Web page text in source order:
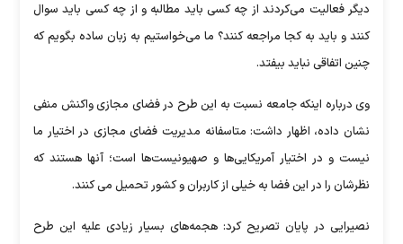
دیگر فعالیت می‌کردند از چه کسی باید مطالبه و از چه کسی باید سوال
کنند و باید به کجا مراجعه کنند؟ ما می‌خواستیم به زبان ساده بگویم که
چنین اتفاقی نباید بیفتد.
وی درباره اینکه جامعه نسبت به این طرح در فضای مجازی واکنش منفی
نشان داده، اظهار داشت: متاسفانه مدیریت فضای مجازی در اختیار ما
نیست و در اختیار آمریکایی‌ها و صهیونیست‌ها است؛ آنها هستند که
نظرشان را در این فضا به خیلی از کاربران و کشور تحمیل می کنند.
نصیرایی در پایان تصریح کرد: هجمه‌های بسیار زیادی علیه این طرح